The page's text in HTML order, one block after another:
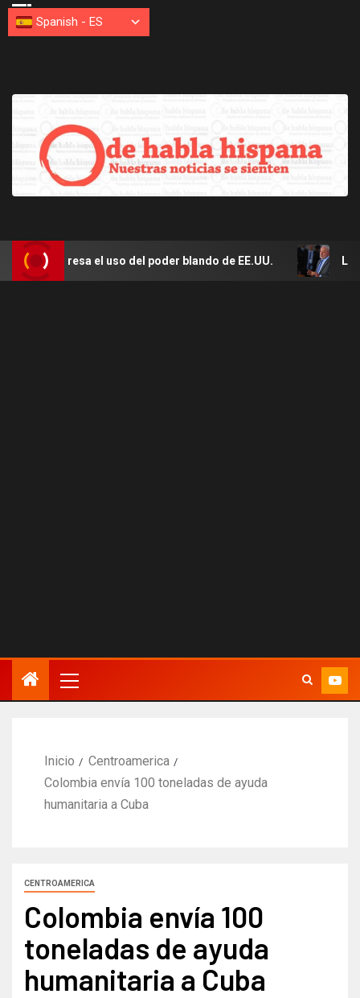
el uso del poder blando de EE.UU. Lula culpa
Inicio
Centroamerica
Colombia envía 100 toneladas de ayuda
humanitaria a Cuba
CENTROAMERICA
Colombia envía 100
toneladas de ayuda
humanitaria a Cuba
Spanish - ES